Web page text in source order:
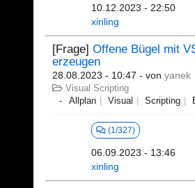
10.12.2023 - 22:50
xinling
[Frage] Offene Bügel mit
erzeugen
28.08.2023 - 10:47 - von yanek
Visual Scripting
Allplan
Visual Scripting
(1/327)
06.09.2023 - 13:46
xinling